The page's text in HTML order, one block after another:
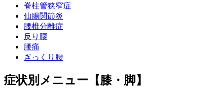
脊柱管狭窄症
仙腸関節炎
腰椎分離症
反り腰
腰痛
ぎっくり腰
症状別メニュー【膝・脚】